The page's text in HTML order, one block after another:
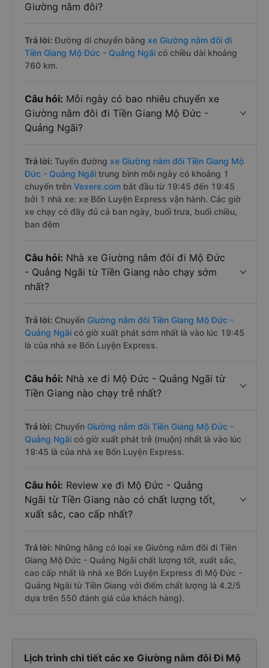
Giường nằm đôi?
Trả lời: Đường di chuyển bằng xe Giường nằm đôi đi
Tiền Giang Mộ Đức - Quảng Ngãi có chiều dài khoảng
760 km.
Câu hỏi: Mỗi ngày có bao nhiêu chuyến xe
Giường nằm đôi đi Tiền Giang Mộ Đức -
Quảng Ngãi?
Trả lời: Tuyến đường xe Giường nằm đôi Tiền Giang Mộ
Đức - Quảng Ngãi trung bình mỗi ngày có khoảng 1
chuyến trên Vexere.com bắt đầu từ 19:45 đến 19:45
bởi 1 nhà xe: xe Bốn Luyện Express vận hành. Các giờ
xe chạy có đầy đủ cả ban ngày, buổi trưa, buổi chiều,
ban đêm
Câu hỏi: Nhà xe Giường nằm đôi đi Mộ Đức
- Quảng Ngãi từ Tiền Giang nào chạy sớm
nhất?
Trả lời: Chuyến Giường nằm đôi Tiền Giang Mộ Đức -
Quảng Ngãi có giờ xuất phát sớm nhất là vào lúc 19:45
là của nhà xe Bốn Luyện Express.
Câu hỏi: Nhà xe đi Mộ Đức - Quảng Ngãi từ
Tiền Giang nào chạy trễ nhất?
Trả lời: Chuyến Giường nằm đôi Tiền Giang Mộ Đức -
Quảng Ngãi có giờ xuất phát trễ (muộn) nhất là vào lúc
19:45 là của nhà xe Bốn Luyện Express.
Câu hỏi: Review xe đi Mộ Đức - Quảng
Ngãi từ Tiền Giang nào có chất lượng tốt,
xuất sắc, cao cấp nhất?
Trả lời: Những hãng có loại xe Giường nằm đôi đi Tiền
Giang Mộ Đức - Quảng Ngãi chất lượng tốt, xuất sắc,
cao cấp nhất là nhà xe Bốn Luyện Express đi Mộ Đức -
Quảng Ngãi từ Tiền Giang với điểm chất lượng là 4.2/5
dựa trên 550 đánh giá của khách hàng).
Lịch trình chi tiết các xe Giường nằm đôi Đi Mộ